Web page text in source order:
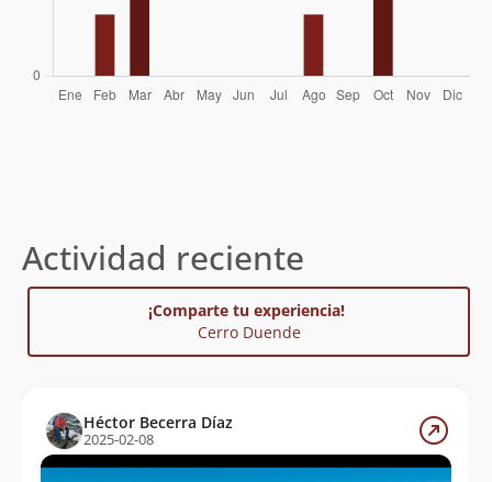
Actividad reciente
¡Comparte tu experiencia!
Cerro Duende
Héctor Becerra Díaz
2025-02-08